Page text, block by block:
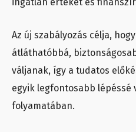
Az új szabályozás célja,
átláthatóbbá,
váljanak, így a tudatos
egyik legfontosabb
folyamatában.